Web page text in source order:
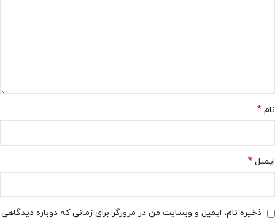
نام *
ایمیل *
ذخیره نام، ایمیل و وبسایت من در مرورگر برای زمانی که دوباره دیدگاهی